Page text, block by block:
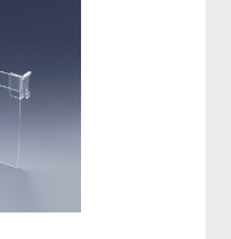
von
Metall, 400 x 370
(4-
1
Ø 100 mm
2
ca. 6 kg
x 960 mm,